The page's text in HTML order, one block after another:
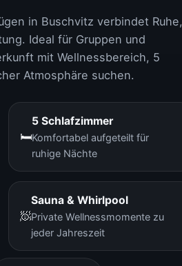
in Buschvitz verbindet Ruhe,
Ideal für Gruppen und
mit Wellnessbereich, 5
Atmosphäre suchen.
🛏️
5 Schlafzimmer
Komfortabel aufgeteilt für
ruhige Nächte
🧖
Sauna & Whirlpool
Private Wellnessmomente zu
jeder Jahreszeit